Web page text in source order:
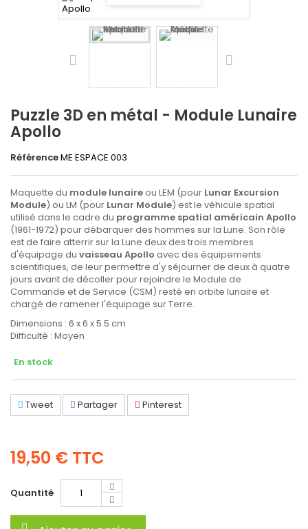
Puzzle 3D en métal - Module Lunaire
Apollo
RéférenceME ESPACE 003
Maquette du module lunaireou LEM (pour Lunar Excursion
Module) ou LM (pour Lunar Module) est le véhicule spatial
utilisé dans le cadre du programme spatial américain Apollo
(1961-1972) pour débarquer des hommes sur la Lune. Son rôle
est de faire atterrir sur la Lune deux des trois membres
d'équipage du vaisseau Apollo avec des équipements
scientifiques, de leur permettre d'y séjourner de deux à quatre
jours avant de décoller pour rejoindre le Module de
Commande et de Service (CSM) resté en orbite lunaire et
chargé de ramener l'équipage sur Terre.
Dimensions : 6 x 6 x 5.5 cm
Difficulté : Moyen
En stock
Tweet Partager Pinterest
19,50 € TTC
Quantité